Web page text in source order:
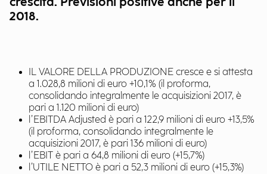
2018.
IL VALORE DELLA PRODUZIONE cresce e si attesta
a 1.028,8 milioni di euro +10,1% (il proforma,
consolidando integralmente le acquisizioni 2017, è
pari a 1.120 milioni di euro)
l’EBITDA Adjusted è pari a 122,9 milioni di euro +13,5%
(il proforma, consolidando integralmente le
acquisizioni 2017, è pari 136 milioni di euro)
l’EBIT è pari a 64,8 milioni di euro (+15,7%)
l’UTILE NETTO è pari a 52,3 milioni di euro (+15,3%)